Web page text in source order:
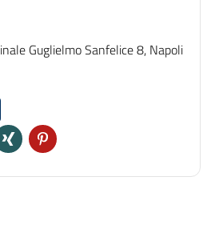
Guglielmo Sanfelice 8, Napoli